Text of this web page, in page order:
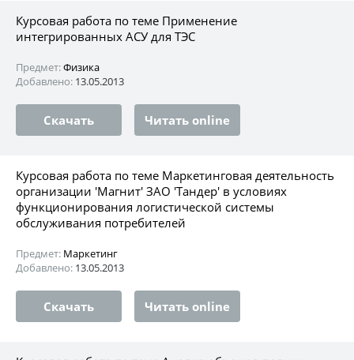
Курсовая работа по теме Применение
интегрированных АСУ для ТЭС
Предмет:Физика
Добавлено: 13.05.2013
Скачать Читать online
Курсовая работа по теме Маркетинговая деятельность
организации 'Магнит' ЗАО 'Тандер' в условиях
функционирования логистической системы
обслуживания потребителей
Предмет: Маркетинг
Добавлено: 13.05.2013
Скачать Читать online